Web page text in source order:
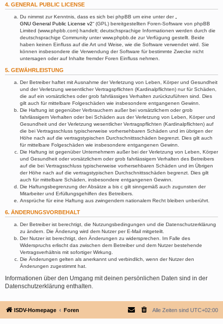
4. GENERAL PUBLIC LICENSE
Du nimmst zur Kenntnis, dass es sich bei phpBB um eine unter der „
GNU General Public License v2“ (GPL) bereitgestellten Foren-Software von phpBB
Limited (www.phpbb.com) handelt; deutschsprachige Informationen werden durch die
deutschsprachige Community unter www.phpbb.de zur Verfügung gestellt. Beide
haben keinen Einfluss auf die Art und Weise, wie die Software verwendet wird. Sie
können insbesondere die Verwendung der Software für bestimmte Zwecke nicht
untersagen oder auf Inhalte fremder Foren Einfluss nehmen.
5. GEWÄHRLEISTUNG
Der Betreiber haftet mit Ausnahme der Verletzung von Leben, Körper und Gesundheit
und der Verletzung wesentlicher Vertragspflichten (Kardinalpflichten) nur für Schäden,
die auf ein vorsätzliches oder grob fahrlässiges Verhalten zurückzuführen sind. Dies
gilt auch für mittelbare Folgeschäden wie insbesondere entgangenen Gewinn.
Die Haftung ist gegenüber Verbrauchern außer bei vorsätzlichem oder grob
fahrlässigem Verhalten oder bei Schäden aus der Verletzung von Leben, Körper und
Gesundheit und der Verletzung wesentlicher Vertragspflichten (Kardinalpflichten) auf
die bei Vertragsschluss typischerweise vorhersehbaren Schäden und im übrigen der
Höhe nach auf die vertragstypischen Durchschnittsschäden begrenzt. Dies gilt auch
für mittelbare Folgeschäden wie insbesondere entgangenen Gewinn.
Die Haftung ist gegenüber Unternehmern außer bei der Verletzung von Leben, Körper
und Gesundheit oder vorsätzlichem oder grob fahrlässigem Verhalten des Betreibers
auf die bei Vertragsschluss typischerweise vorhersehbaren Schäden und im Übrigen
der Höhe nach auf die vertragstypischen Durchschnittsschäden begrenzt. Dies gilt
auch für mittelbare Schäden, insbesondere entgangenen Gewinn.
Die Haftungsbegrenzung der Absätze a bis c gilt sinngemäß auch zugunsten der
Mitarbeiter und Erfüllungsgehilfen des Betreibers.
Ansprüche für eine Haftung aus zwingendem nationalem Recht bleiben unberührt.
6. ÄNDERUNGSVORBEHALT
Der Betreiber ist berechtigt, die Nutzungsbedingungen und die Datenschutzerklärung
zu ändern. Die Änderung wird dem Nutzer per E-Mail mitgeteilt.
Der Nutzer ist berechtigt, den Änderungen zu widersprechen. Im Falle des
Widerspruchs erlischt das zwischen dem Betreiber und dem Nutzer bestehende
Vertragsverhältnis mit sofortiger Wirkung.
Die Änderungen gelten als anerkannt und verbindlich, wenn der Nutzer den
Änderungen zugestimmt hat.
Informationen über den Umgang mit deinen persönlichen Daten sind in der
Datenschutzerklärung enthalten.
ISDV-Homepage Foren Alle Zeiten sind UTC+02:00